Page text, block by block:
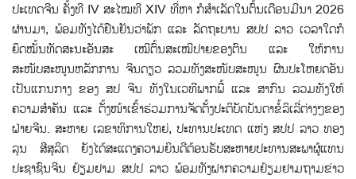
ປະເທດຈີນ ຄັ້ງທີ IV ສະໄໝທີ XIV ທີ່ຫາ ກໍສໍາເລັດໃນຕົ້ນເດືອນມີນາ 2026
ຜ່ານມາ, ພ້ອມທັງໄດ້ຢືນຢັນວ່າພັກ ແລະ ລັດຖະບານ ສປປ ລາວ ເວລາໃດກໍ
ຍຶດໝັ້ນທັດສະນະອັນສະ ເໝີຕົ້ນສະເໝີປາຍຂອງຕົນ ແລະ ໃຫ້ການ
ສະໜັບສະໜູນຫລັກການ ຈີນດຽວ ລວມທັງສະໜັບສະໜູນ ຜົນປະໂຫຍດອັນ
ເປັນແກນກາງ ຂອງ ສປ ຈີນ ທັງໃນເວທີພາກພ້ື ແລະ ສາກົນ ລວມທັງໃຫ້
ຄວາມສໍາຄັນ ແລະ ຕ້ັງໜ້າເຂ້ົາຮ່ວມການຈັດຕ້ັງປະຕິບັດບັນດາຂ້ໍລິເລ່ີຕ່າງໆຂອງ
ຝ່າຍຈີນ. ສະຫາຍ ເລຂາທິການໃຫຍ່, ປະທານປະເທດ ແຫ່ງ ສປປ ລາວ ທອງ
ລຸນ ສີສຸລິດ ຍັງໄດ້ສະແດງຄວາມຍິນດີຕ້ອນຮັບສະຫາຍປະທານສະພາຜູ້ແທນ
ປະຊາຊົນຈີນ ຢ້ຽມຢາມ ສປປ ລາວ ພ້ອມທັງຝາກຄວາມຢ້ຽມຢາມຖາມຂ່າວ